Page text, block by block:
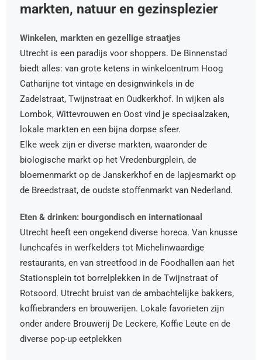
markten, natuur en gezinsplezier
Winkelen, markten en gezellige straatjes
Utrecht is een paradijs voor shoppers. De Binnenstad
biedt alles: van grote ketens in winkelcentrum Hoog
Catharijne tot vintage en designwinkels in de
Zadelstraat, Twijnstraat en Oudkerkhof. In wijken als
Lombok, Wittevrouwen en Oost vind je speciaalzaken,
lokale markten en een bijna dorpse sfeer.
Elke week zijn er diverse markten, waaronder de
biologische markt op het Vredenburgplein, de
bloemenmarkt op de Janskerkhof en de lapjesmarkt op
de Breedstraat, de oudste stoffenmarkt van Nederland.
Eten & drinken: bourgondisch en internationaal
Utrecht heeft een ongekend diverse horeca. Van knusse
lunchcafés in werfkelders tot Michelinwaardige
restaurants, en van streetfood in de Foodhallen aan het
Stationsplein tot borrelplekken in de Twijnstraat of
Rotsoord. Utrecht bruist van de ambachtelijke bakkers,
koffiebranders en brouwerijen. Lokale favorieten zijn
onder andere Brouwerij De Leckere, Koffie Leute en de
diverse pop-up eetplekken